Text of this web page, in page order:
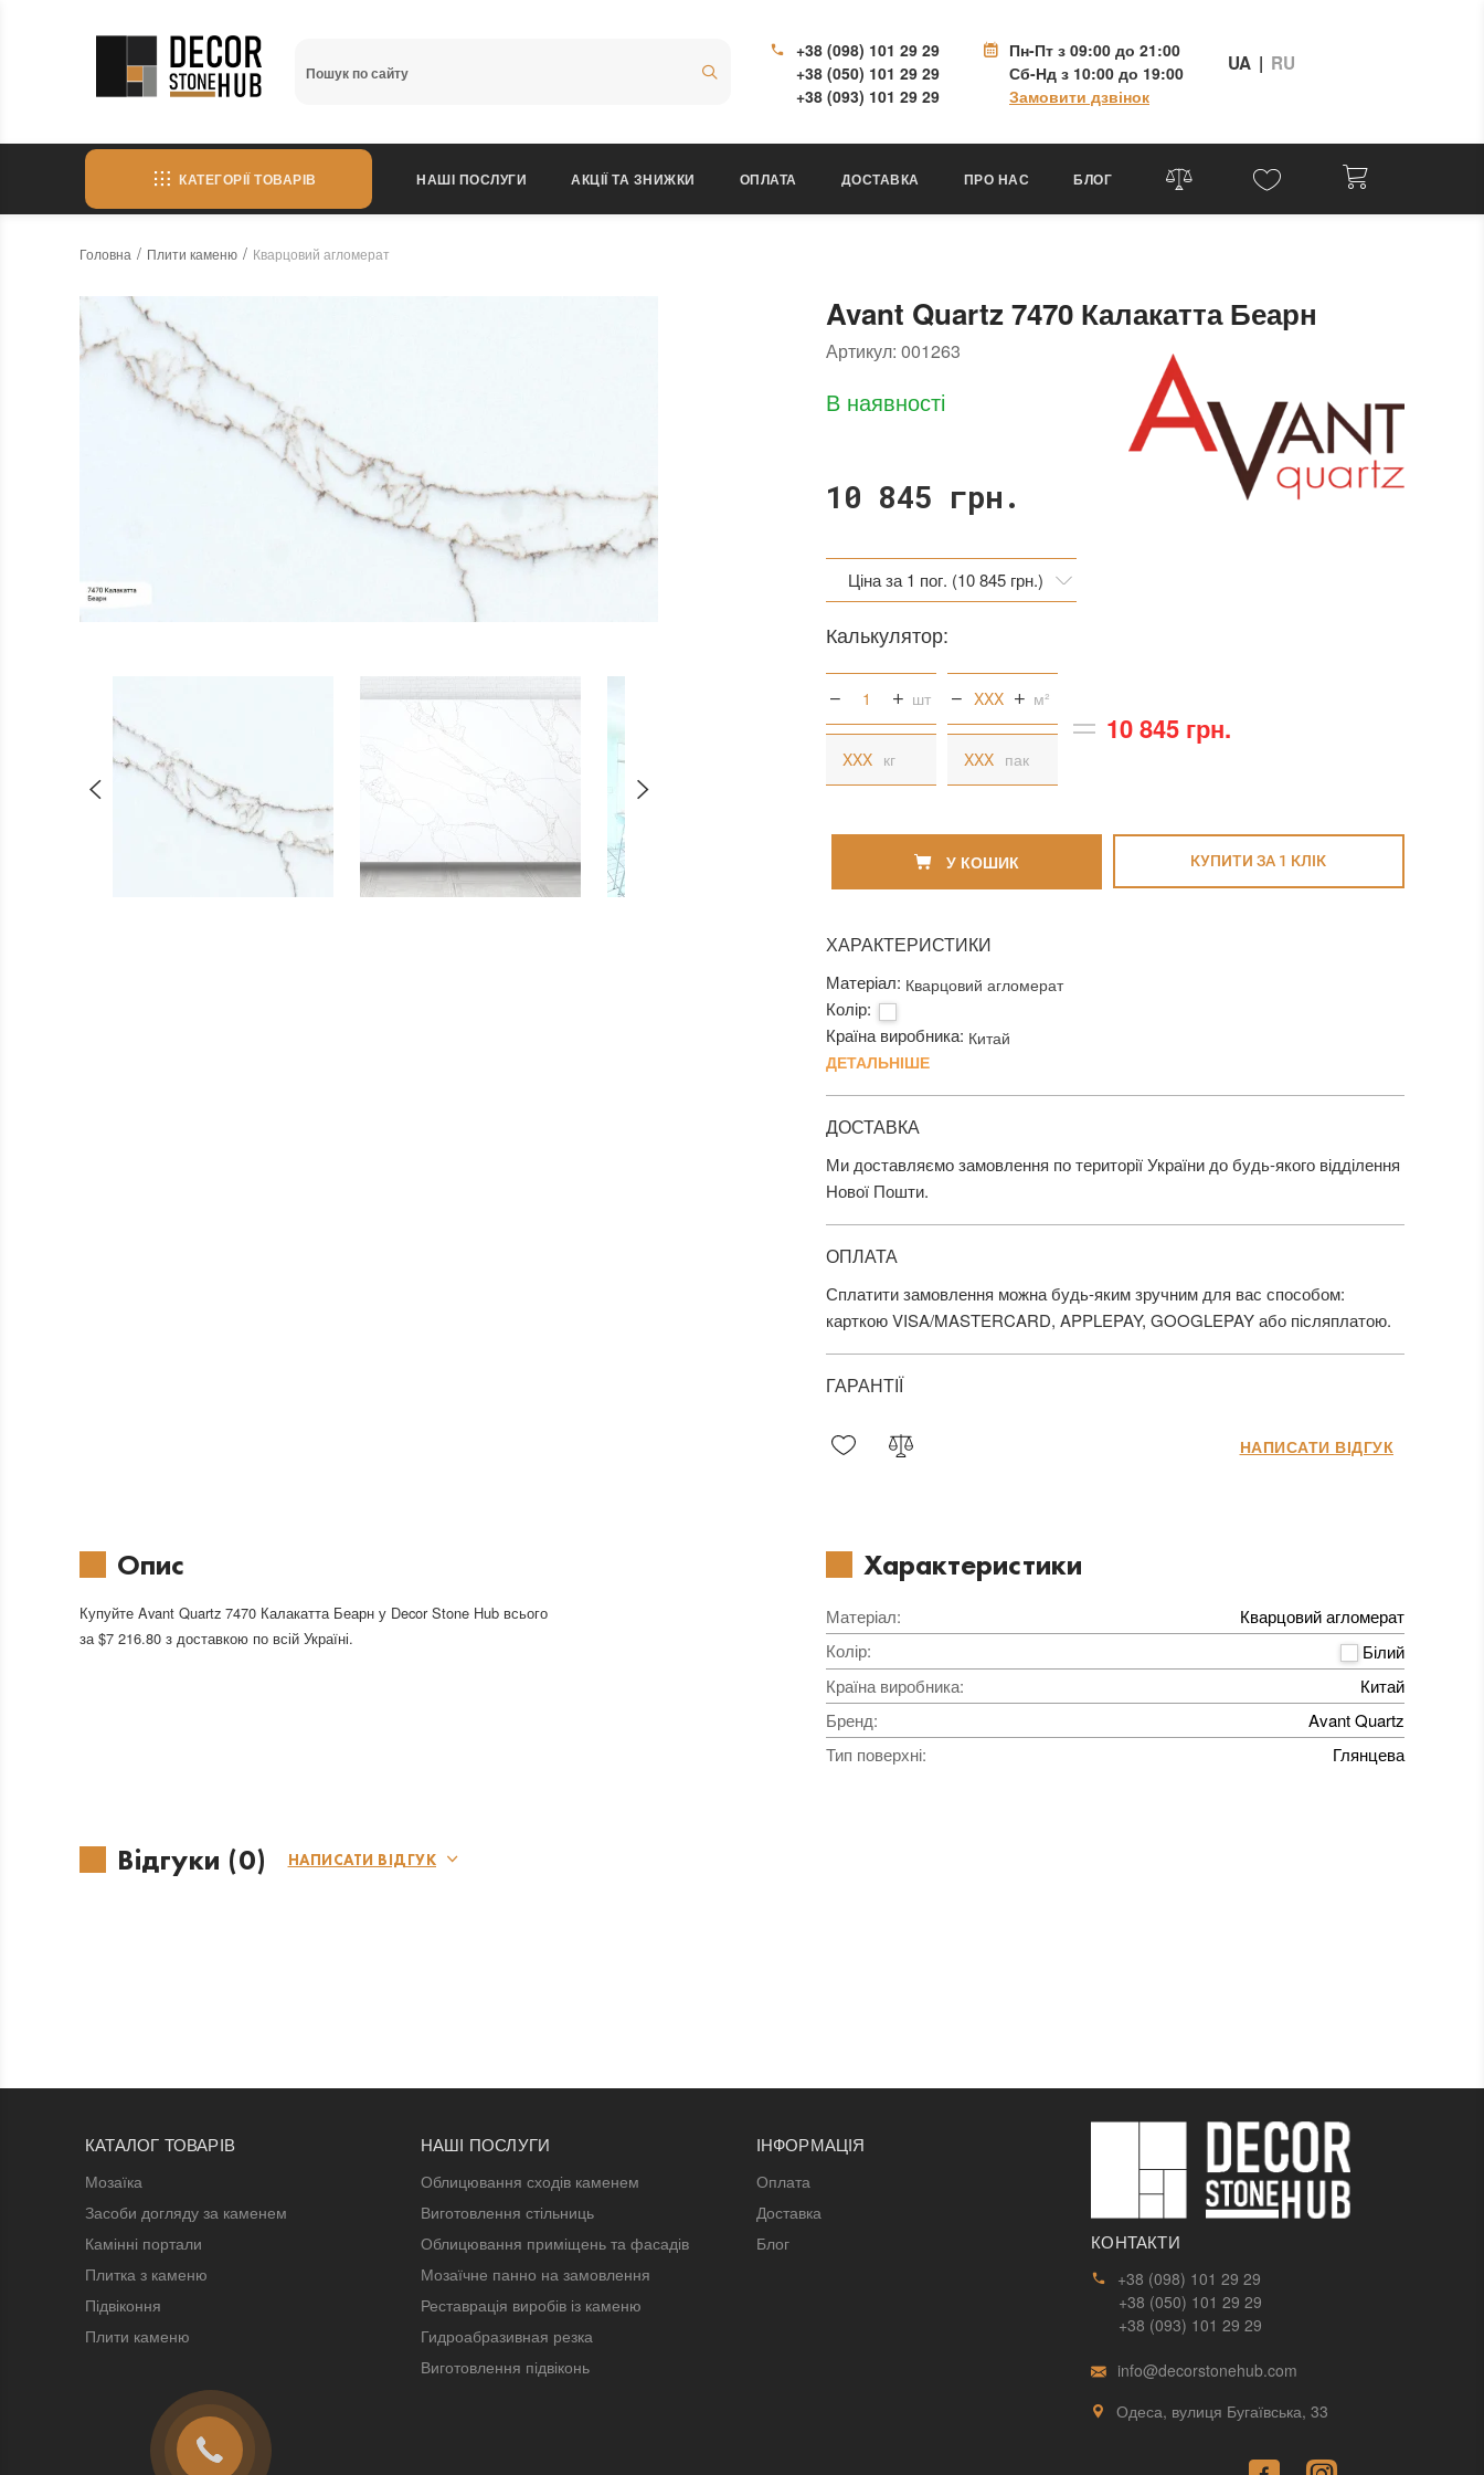
+38 (098) 101 29 29
+38 (050) 101 29 29
+38 (093) 101 29 29
Пн-Пт з 09:00 до 21:00
Сб-Нд з 10:00 до 19:00
Замовити дзвінок
UA | RU
КАТЕГОРІЇ ТОВАРІВ НАШІ ПОСЛУГИ АКЦІЇ ТА ЗНИЖКИ ОПЛАТА ДОСТАВКА ПРО НАС БЛОГ
Головна Плити каменю Кварцовий агломерат
Avant Quartz 7470 Калакатта Беарн
Артикул: 001263
В наявності
10 845 грн.
Ціна за 1 пог. (10 845 грн.)
Ціна за 1 кв. (12 234 грн.)
Калькулятор:
шт м²
кг пак
10 845 грн.
У КОШИК КУПИТИ ЗА 1 КЛIК
ХАРАКТЕРИСТИКИ
Матеріал: Кварцовий агломерат
Колір:
Країна виробника: Китай
ДЕТАЛЬНІШЕ
ДОСТАВКА
Ми доставляємо замовлення по території України до будь-якого відділення
Нової Пошти.
ОПЛАТА
Сплатити замовлення можна будь-яким зручним для вас способом:
карткою VISA/MASTERCARD, APPLEPAY, GOOGLEPAY або післяплатою.
ГАРАНТІЇ
НАПИСАТИ ВІДГУК
Опис
Купуйте Avant Quartz 7470 Калакатта Беарн у Decor Stone Hub всього
за $7 216.80 з доставкою по всій Україні.
Характеристики
Матеріал:
Кварцовий агломерат
Колір:
Білий
Країна виробника:
Китай
Бренд:
Avant Quartz
Тип поверхні: Глянцева
Відгуки (0) НАПИСАТИ ВІДГУК
КАТАЛОГ ТОВАРІВ
Мозаїка
Засоби догляду за каменем
Камінні портали
Плитка з каменю
Підвіконня
Плити каменю
НАШІ ПОСЛУГИ
Облицювання сходів каменем
Виготовлення стільниць
Облицювання приміщень та фасадів
Мозаїчне панно на замовлення
Реставрація виробів із каменю
Гидроабразивная резка
Виготовлення підвіконь
ІНФОРМАЦІЯ
Оплата
Доставка
Блог
КОНТАКТИ
+38 (098) 101 29 29
+38 (050) 101 29 29
+38 (093) 101 29 29
info@decorstonehub.com
Одеса, вулиця Бугаївська, 33